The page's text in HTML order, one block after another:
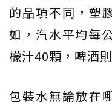
的品項不同，塑
如，汽水平均每
檬汁40顆，啤酒
包裝水無論放在